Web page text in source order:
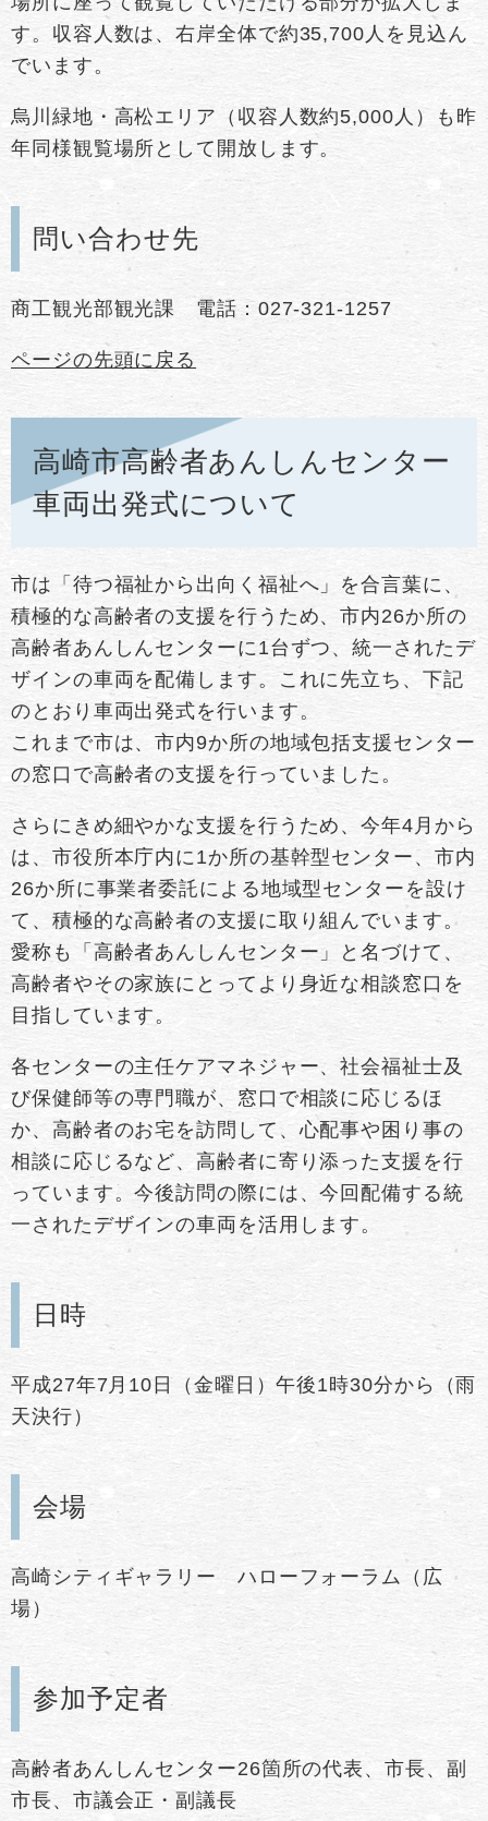
す。収容人数は、右岸全体で約35,700人を見込ん
でいます。
烏川緑地・高松エリア（収容人数約5,000人）も昨
年同様観覧場所として開放します。
問い合わせ先
商工観光部観光課 電話：027-321-1257
ページの先頭に戻る
高崎市高齢者あんしんセンター
車両出発式について
市は「待つ福祉から出向く福祉へ」を合言葉に、
積極的な高齢者の支援を行うため、市内26か所の
高齢者あんしんセンターに1台ずつ、統一されたデ
ザインの車両を配備します。これに先立ち、下記
のとおり車両出発式を行います。
これまで市は、市内9か所の地域包括支援センター
の窓口で高齢者の支援を行っていました。
さらにきめ細やかな支援を行うため、今年4月から
は、市役所本庁内に1か所の基幹型センター、市内
26か所に事業者委託による地域型センターを設け
て、積極的な高齢者の支援に取り組んでいます。
愛称も「高齢者あんしんセンター」と名づけて、
高齢者やその家族にとってより身近な相談窓口を
目指しています。
各センターの主任ケアマネジャー、社会福祉士及
び保健師等の専門職が、窓口で相談に応じるほ
か、高齢者のお宅を訪問して、心配事や困り事の
相談に応じるなど、高齢者に寄り添った支援を行
っています。今後訪問の際には、今回配備する統
一されたデザインの車両を活用します。
日時
平成27年7月10日（金曜日）午後1時30分から（雨
天決行）
会場
高崎シティギャラリー ハローフォーラム（広
場）
参加予定者
高齢者あんしんセンター26箇所の代表、市長、副
市長、市議会正・副議長